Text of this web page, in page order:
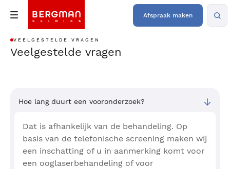
Afspraak maken
VEELGESTELDE VRAGEN
Veelgestelde vragen
Hoe lang duurt een vooronderzoek?
Dat is afhankelijk van de behandeling. Op
basis van de telefonische screening maken wij
een inschatting of u in aanmerking komt voor
een ooglaserbehandeling of voor